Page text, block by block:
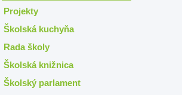
Projekty
Školská kuchyňa
Rada školy
Školská knižnica
Školský parlament